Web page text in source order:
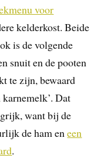
voor
kelderkost. Beide
is de volgende
snuit en de pooten
te zijn, bewaard
Dat
want bij de
de ham eneen
.